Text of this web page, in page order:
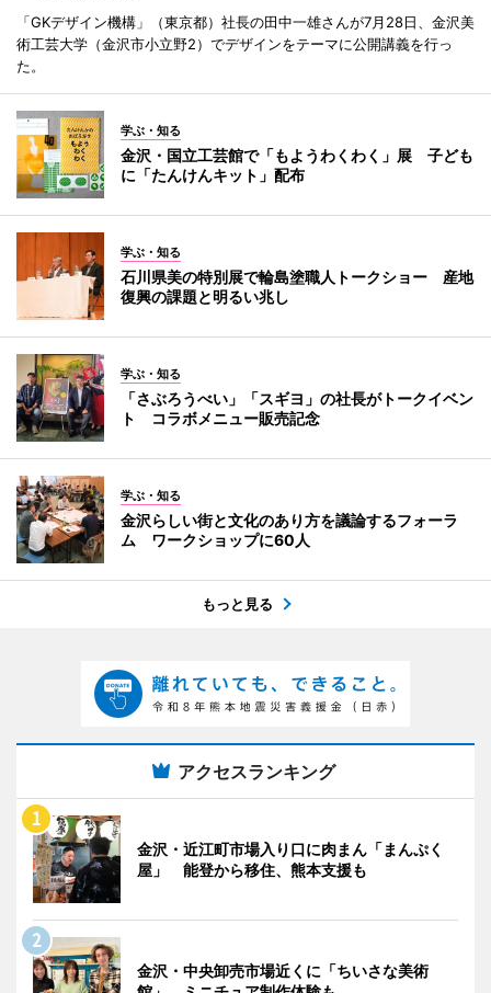
「GKデザイン機構」（東京都）社長の田中一雄さんが7月28日、金沢美
術工芸大学（金沢市小立野2）でデザインをテーマに公開講義を行っ
た。
学ぶ・知る
金沢・国立工芸館で「もようわくわく」展 子ども
に「たんけんキット」配布
学ぶ・知る
石川県美の特別展で輪島塗職人トークショー 産地
復興の課題と明るい兆し
学ぶ・知る
「さぶろうべい」「スギヨ」の社長がトークイベン
ト コラボメニュー販売記念
学ぶ・知る
金沢らしい街と文化のあり方を議論するフォーラ
ム ワークショップに60人
もっと見る
アクセスランキング
金沢・近江町市場入り口に肉まん「まんぷく
屋」 能登から移住、熊本支援も
金沢・中央卸売市場近くに「ちいさな美術